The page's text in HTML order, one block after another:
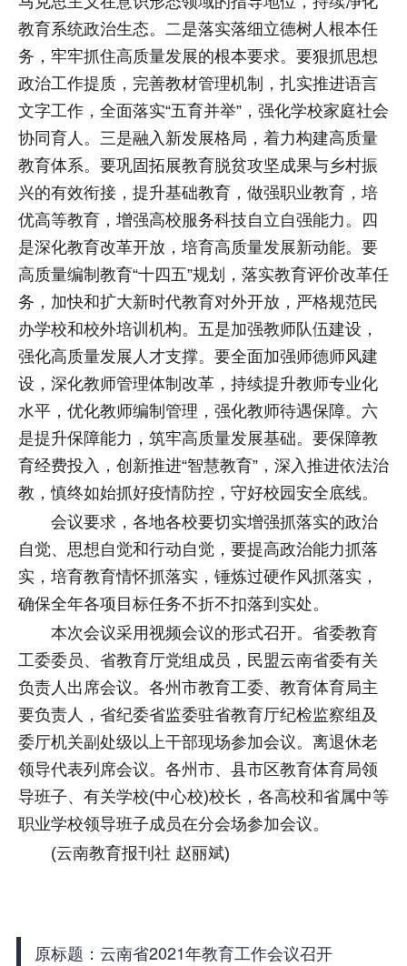
教育系统政治生态。二是落实落细立德树人根本任
务，牢牢抓住高质量发展的根本要求。要狠抓思想
政治工作提质，完善教材管理机制，扎实推进语言
文字工作，全面落实“五育并举”，强化学校家庭社会
协同育人。三是融入新发展格局，着力构建高质量
教育体系。要巩固拓展教育脱贫攻坚成果与乡村振
兴的有效衔接，提升基础教育，做强职业教育，培
优高等教育，增强高校服务科技自立自强能力。四
是深化教育改革开放，培育高质量发展新动能。要
高质量编制教育“十四五”规划，落实教育评价改革任
务，加快和扩大新时代教育对外开放，严格规范民
办学校和校外培训机构。五是加强教师队伍建设，
强化高质量发展人才支撑。要全面加强师德师风建
设，深化教师管理体制改革，持续提升教师专业化
水平，优化教师编制管理，强化教师待遇保障。六
是提升保障能力，筑牢高质量发展基础。要保障教
育经费投入，创新推进“智慧教育”，深入推进依法治
教，慎终如始抓好疫情防控，守好校园安全底线。
会议要求，各地各校要切实增强抓落实的政治
自觉、思想自觉和行动自觉，要提高政治能力抓落
实，培育教育情怀抓落实，锤炼过硬作风抓落实，
确保全年各项目标任务不折不扣落到实处。
本次会议采用视频会议的形式召开。省委教育
工委委员、省教育厅党组成员，民盟云南省委有关
负责人出席会议。各州市教育工委、教育体育局主
要负责人，省纪委省监委驻省教育厅纪检监察组及
委厅机关副处级以上干部现场参加会议。离退休老
领导代表列席会议。各州市、县市区教育体育局领
导班子、有关学校(中心校)校长，各高校和省属中等
职业学校领导班子成员在分会场参加会议。
(云南教育报刊社 赵丽斌)
原标题：云南省2021年教育工作会议召开